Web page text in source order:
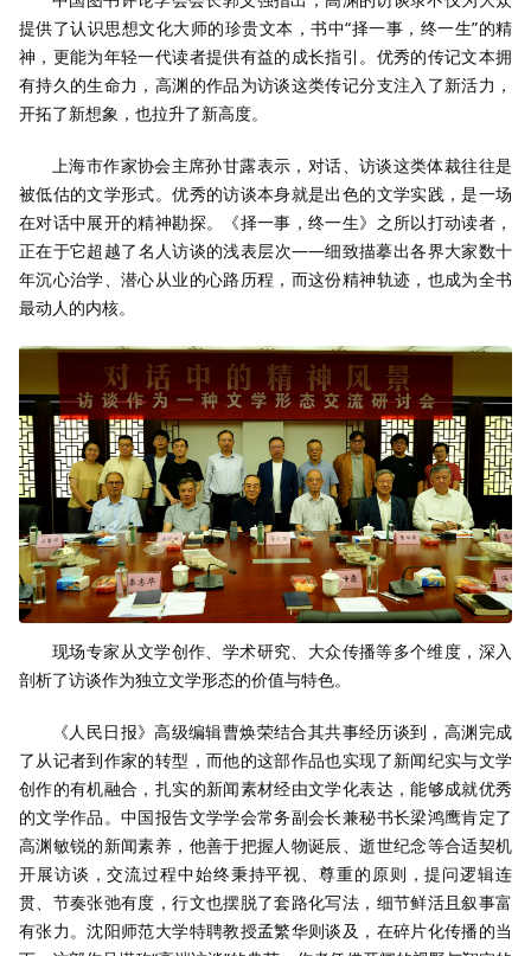
提供了认识思想文化大师的珍贵文本，书中“择一事，终一生”的精
神，更能为年轻一代读者提供有益的成长指引。优秀的传记文本拥
有持久的生命力，高渊的作品为访谈这类传记分支注入了新活力，
开拓了新想象，也拉升了新高度。
上海市作家协会主席孙甘露表示，对话、访谈这类体裁往往是
被低估的文学形式。优秀的访谈本身就是出色的文学实践，是一场
在对话中展开的精神勘探。《择一事，终一生》之所以打动读者，
正在于它超越了名人访谈的浅表层次——细致描摹出各界大家数十
年沉心治学、潜心从业的心路历程，而这份精神轨迹，也成为全书
最动人的内核。
现场专家从文学创作、学术研究、大众传播等多个维度，深入
剖析了访谈作为独立文学形态的价值与特色。
《人民日报》高级编辑曹焕荣结合其共事经历谈到，高渊完成
了从记者到作家的转型，而他的这部作品也实现了新闻纪实与文学
创作的有机融合，扎实的新闻素材经由文学化表达，能够成就优秀
的文学作品。中国报告文学学会常务副会长兼秘书长梁鸿鹰肯定了
高渊敏锐的新闻素养，他善于把握人物诞辰、逝世纪念等合适契机
开展访谈，交流过程中始终秉持平视、尊重的原则，提问逻辑连
贯、节奏张弛有度，行文也摆脱了套路化写法，细节鲜活且叙事富
有张力。沈阳师范大学特聘教授孟繁华则谈及，在碎片化传播的当